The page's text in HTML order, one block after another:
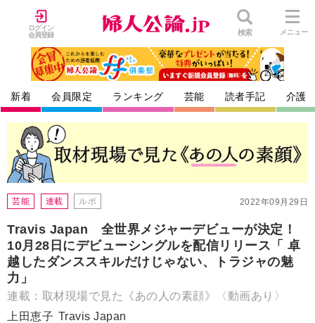
ログイン
会員登録
検索 メニュー
新着 会員限定 ランキング 芸能 読者手記 介護
2022年09月29日
芸能 連載 ルポ
Travis Japan 全世界メジャーデビューが決定！
10月28日にデビューシングルを配信リリース「 卓
越したダンススキルだけじゃない、トラジャの魅
力」
連載：取材現場で見た《あの人の素顔》〈動画あり〉
上田恵子 Travis Japan